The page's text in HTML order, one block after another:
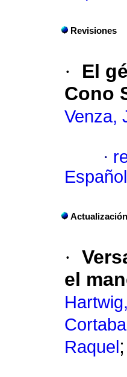
Revisiones
· El
Cono
Venza,
·
Español
Actualización
·
el
Raquel ;